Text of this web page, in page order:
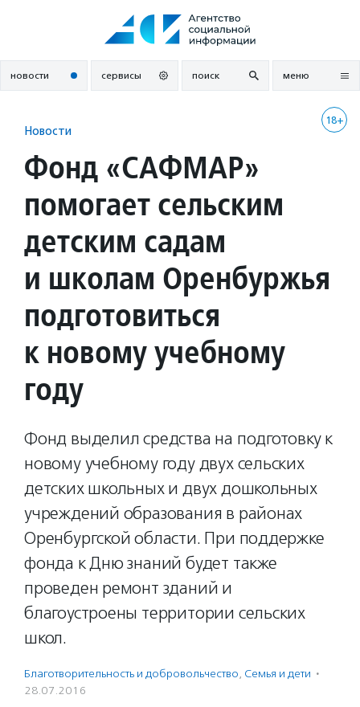
новости сервисы поиск меню
18+
Новости
Фонд «САФМАР»
помогает сельским
детским садам
и школам Оренбуржья
подготовиться
к новому учебному
году
Фонд выделил средства на подготовку к
новому учебному году двух сельских
детских школьных и двух дошкольных
учреждений образования в районах
Оренбургской области. При поддержке
фонда к Дню знаний будет также
проведен ремонт зданий и
благоустроены территории сельских
школ.
Благотвори­тель­ность и доброволь­чест­во, Семья и дети ·
28.07.2016